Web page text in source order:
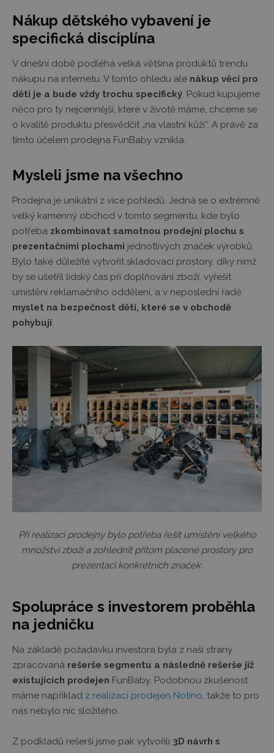
Nákup dětského vybavení je
specifická disciplína
V dnešní době podléhá velká většina produktů trendu
nákupu na internetu. V tomto ohledu ale nákup věcí pro
děti je a bude vždy trochu specifický. Pokud kupujeme
něco pro ty nejcennější, které v životě máme, chceme se
o kvalitě produktu přesvědčit „na vlastní kůži“. A právě za
tímto účelem prodejna FunBaby vznikla.
Mysleli jsme na všechno
Prodejna je unikátní z více pohledů. Jedná se o extrémně
velký kamenný obchod v tomto segmentu, kde bylo
potřeba zkombinovat samotnou prodejní plochu s
prezentačními plochami jednotlivých značek výrobků.
Bylo také důležité vytvořit skladovací prostory, díky nimž
by se ušetřil lidský čas při doplňování zboží, vyřešit
umístění reklamačního oddělení, a v neposlední řadě
myslet na bezpečnost dětí, které se v obchodě
pohybují.
Při realizaci prodejny bylo potřeba řešit umístění velkého
množství zboží a zohlednit přitom placené prostory pro
prezentaci konkrétních značek.
Spolupráce s investorem proběhla
na jedničku
Na základě požadavku investora byla z naší strany
zpracovaná rešerše segmentu a následně rešerše již
existujících prodejen FunBaby. Podobnou zkušenost
máme například z realizací prodejen Notino, takže to pro
nás nebylo nic složitého.
Z podkladů rešerší jsme pak vytvořili 3D návrh s